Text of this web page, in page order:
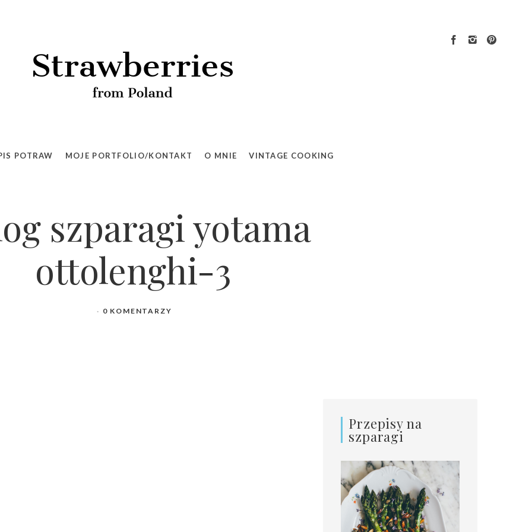
POTRAW MOJE PORTFOLIO/KONTAKT O MNIE VINTAGE COOKING
szparagi yotama
ottolenghi-3
0 KOMENTARZY
Przepisy na
szparagi